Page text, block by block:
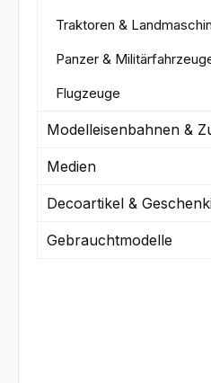
Traktoren &
Panzer &
Flugzeuge
Modelleisenbahnen &
Medien
Decoartikel &
Gebrauchtmodelle